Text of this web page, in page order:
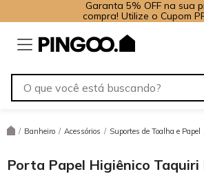
Garanta 5% OFF na sua
compra! Utilize o Cupom
/ Banheiro / Acessórios / Suportes de Toalha e Papel
Porta Papel Higiênico Taquiri